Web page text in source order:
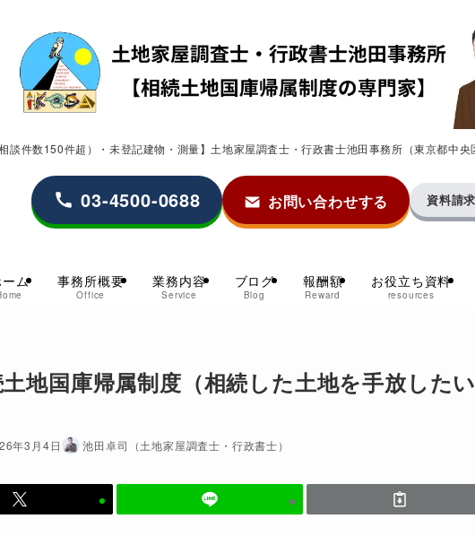
談件数150件超）・未登記建物・測量】土地家屋調査士・行政書士池田事務所（東京都中
ム 事務所概要
Office
業務内容
Service
ブログ
Blog
報酬額
Reward
お役立ち資料
resources
03-4500-0688 お問い合わせする 資料請
地国庫帰属制度（相続した土地を手放した
年3月4日 池田卓司（土地家屋調査士・行政書士）